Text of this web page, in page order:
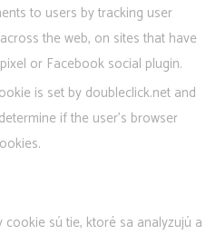
to users by tracking user
the web, on sites that have
or Facebook social plugin.
is set by doubleclick.net and
if the user's browser
sú tie, ktoré sa analyzujú a